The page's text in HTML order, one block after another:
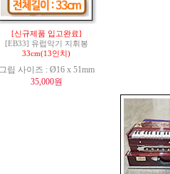
[신규제품 입고완료]
[EB33] 유럽악기 지휘봉
33cm(13인치)
그립 사이즈 : Ø16 x 51mm
35,000원